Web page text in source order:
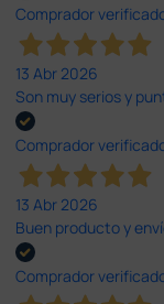
Comprador
13 Abr 2026
Son muy serios y
Comprador
13 Abr 2026
Buen producto y
Comprador